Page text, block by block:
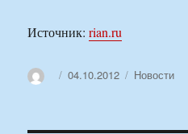
Источник:rian.ru
АвторОпубликовано
04.10.2012 Рубрики
Новости